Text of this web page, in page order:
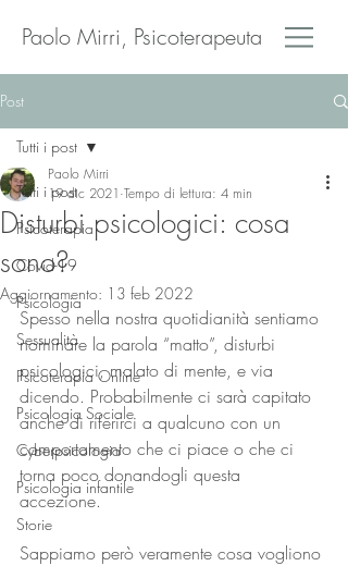
Paolo Mirri, Psicoterapeuta
Post
Tutti i post
Psicoterapia
Covid-19
Psicologia
Sessualità
Psicoterapia Online
Psicologia Sociale
Cyberpsicologia
Psicologia infantile
Storie
Tutti i post
Disturbi psicologici: cosa
sono?
Paolo Mirri
19 dic 2021 Tempo di lettura: 4 min
Aggiornamento: 13 feb 2022
Spesso nella nostra quotidianità sentiamo
nominare la parola “matto”, disturbi
psicologici, malato di mente, e via
dicendo. Probabilmente ci sarà capitato
anche di riferirci a qualcuno con un
comportamento che ci piace o che ci
torna poco donandogli questa
accezione.
Sappiamo però veramente cosa vogliono